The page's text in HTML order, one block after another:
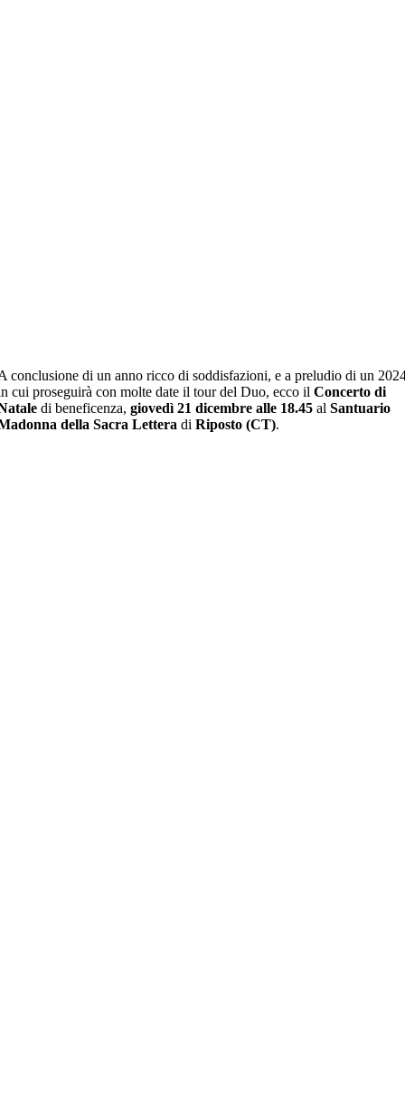
conclusione di un anno ricco di soddisfazioni, e a preludio di un
cui proseguirà con molte date il tour del Duo, ecco ilConcerto di
di beneficenza,giovedì 21 dicembre alle 18.45 alSantuario
della Sacra Lettera diRiposto (CT).